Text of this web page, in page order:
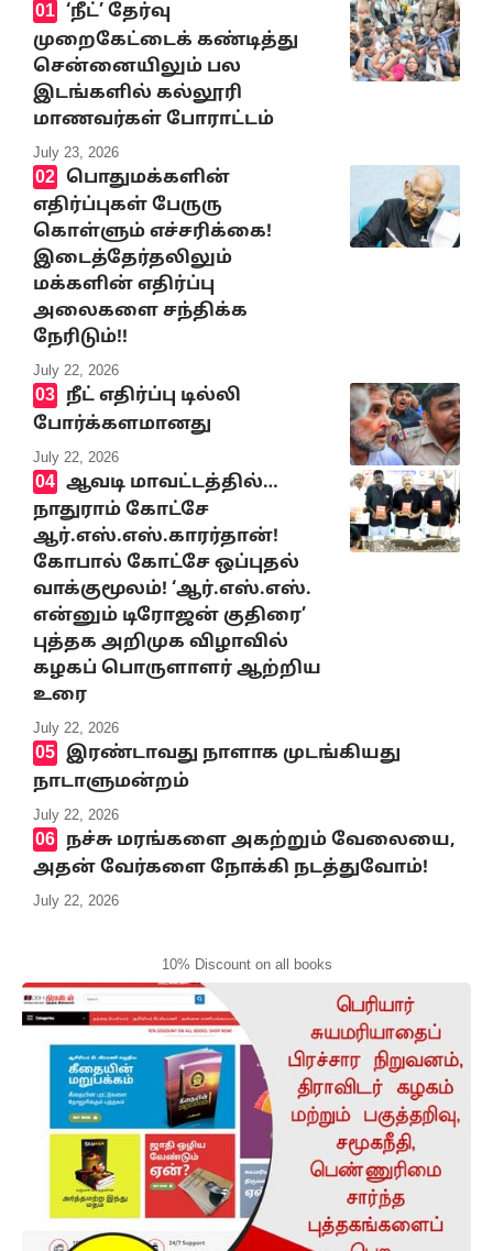
‘நீட்’ தேர்வு
முறைகேட்டைக் கண்டித்து
சென்னையிலும் பல
இடங்களில் கல்லூரி
மாணவர்கள் போராட்டம்
July 23, 2026
பொதுமக்களின்
எதிர்ப்புகள் பேருரு
கொள்ளும் எச்சரிக்கை!
இடைத்தேர்தலிலும்
மக்களின் எதிர்ப்பு
அலைகளை சந்திக்க
நேரிடும்!!
July 22, 2026
நீட் எதிர்ப்பு டில்லி
போர்க்களமானது
July 22, 2026
ஆவடி மாவட்டத்தில்…
நாதுராம் கோட்சே
ஆர்.எஸ்.எஸ்.காரர்தான்!
கோபால் கோட்சே ஒப்புதல்
வாக்குமூலம்! ‘ஆர்.எஸ்.எஸ்.
என்னும் டிரோஜன் குதிரை’
புத்தக அறிமுக விழாவில்
கழகப் பொருளாளர் ஆற்றிய
உரை
July 22, 2026
இரண்டாவது நாளாக முடங்கியது
நாடாளுமன்றம்
July 22, 2026
நச்சு மரங்களை அகற்றும் வேலையை,
அதன் வேர்களை நோக்கி நடத்துவோம்!
July 22, 2026
10% Discount on all books